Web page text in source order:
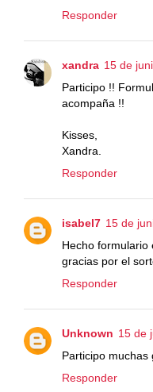
Responder
xandra 15 de
Participo !!
acompaña !!
Kisses,
Xandra.
Responder
isabel7 15 de
Hecho formulario
gracias por el
Responder
Unknown 15 de
Participo muchas
Responder